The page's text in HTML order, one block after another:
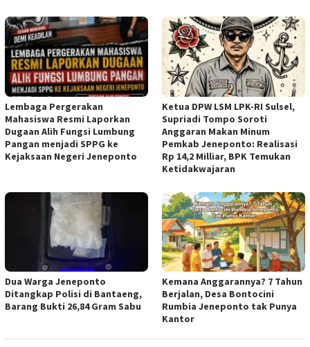
Lembaga Pergerakan
Mahasiswa Resmi Laporkan
Dugaan Alih Fungsi Lumbung
Pangan menjadi SPPG ke
Kejaksaan Negeri Jeneponto
Ketua DPW LSM LPK-RI Sulsel,
Supriadi Tompo Soroti
Anggaran Makan Minum
Pemkab Jeneponto: Realisasi
Rp 14,2 Milliar, BPK Temukan
Ketidakwajaran
Dua Warga Jeneponto
Ditangkap Polisi di Bantaeng,
Barang Bukti 26,84 Gram Sabu
Kemana Anggarannya? 7 Tahun
Berjalan, Desa Bontocini
Rumbia Jeneponto tak Punya
Kantor